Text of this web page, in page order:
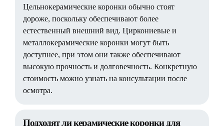
Цельнокерамические коронки обычно стоят
дороже, поскольку обеспечивают более
естественный внешний вид. Циркониевые и
металлокерамические коронки могут быть
доступнее, при этом они также обеспечивают
высокую прочность и долговечность. Конкретную
стоимость можно узнать на консультации после
осмотра.
Подходят ли керамические коронки для